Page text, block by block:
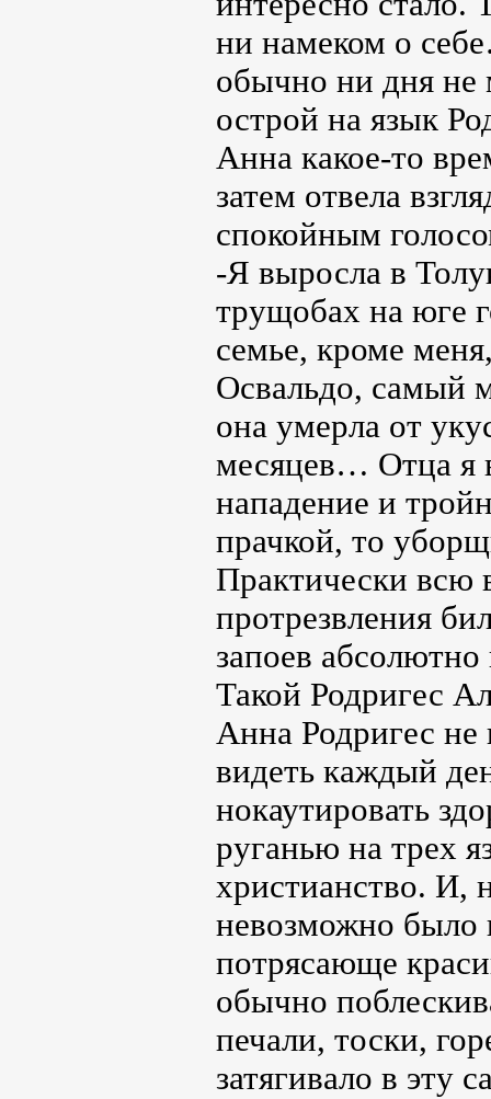
ни намеком о
обычно ни дня не
острой на язык
Анна какое-то
затем отвела
спокойным
-Я выросла в
трущобах на юге
семье, кроме
Освальдо, самый
она умерла от
месяцев… Отца я
нападение и
прачкой, то
Практически
протрезвления
запоев
Такой Родригес
Анна Родригес
видеть каждый
нокаутировать
руганью на трех
христианство. И,
невозможно было
потрясающе
обычно
печали, тоски,
затягивало в эту